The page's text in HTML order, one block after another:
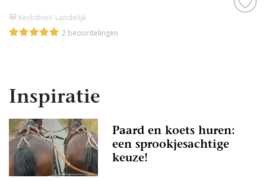
Kerkdriel/ Landelijk
2 beoordelingen
Inspiratie
Paard en koets huren:
een sprookjesachtige
keuze!